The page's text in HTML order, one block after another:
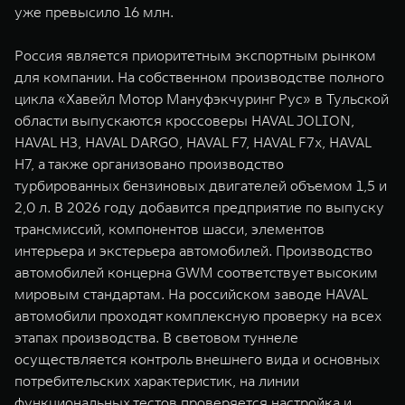
уже превысило 16 млн.
Россия является приоритетным экспортным рынком
для компании. На собственном производстве полного
цикла «Хавейл Мотор Мануфэкчуринг Рус» в Тульской
области выпускаются кроссоверы HAVAL JOLION,
HAVAL H3, HAVAL DARGO, HAVAL F7, HAVAL F7x, HAVAL
H7, а также организовано производство
турбированных бензиновых двигателей объемом 1,5 и
2,0 л. В 2026 году добавится предприятие по выпуску
трансмиссий, компонентов шасси, элементов
интерьера и экстерьера автомобилей. Производство
автомобилей концерна GWM соответствует высоким
мировым стандартам. На российском заводе HAVAL
автомобили проходят комплексную проверку на всех
этапах производства. В световом туннеле
осуществляется контроль внешнего вида и основных
потребительских характеристик, на линии